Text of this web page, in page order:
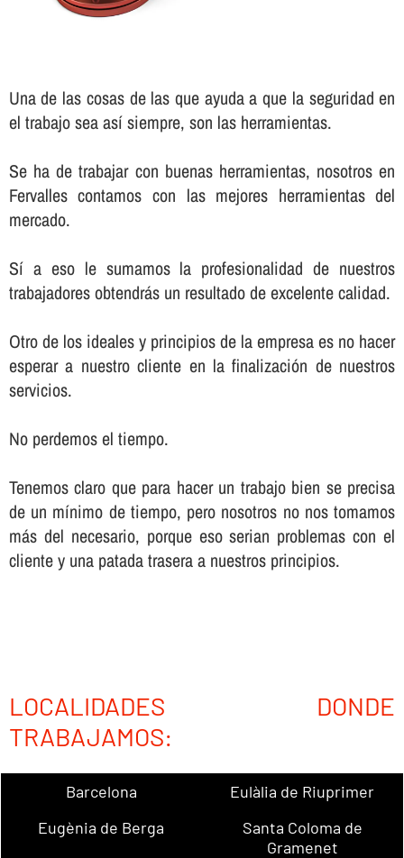
Una de las cosas de las que ayuda a que la seguridad en
el trabajo sea así­ siempre, son las herramientas.
Se ha de trabajar con buenas herramientas, nosotros en
Fervalles contamos con las mejores herramientas del
mercado.
Sí­ a eso le sumamos la profesionalidad de nuestros
trabajadores obtendrás un resultado de excelente calidad.
Otro de los ideales y principios de la empresa es no hacer
esperar a nuestro cliente en la finalización de nuestros
servicios.
No perdemos el tiempo.
Tenemos claro que para hacer un trabajo bien se precisa
de un mí­nimo de tiempo, pero nosotros no nos tomamos
más del necesario, porque eso serian problemas con el
cliente y una patada trasera a nuestros principios.
LOCALIDADES DONDE
TRABAJAMOS:
Barcelona
Eulàlia de Riuprimer
Eugènia de Berga
Santa Coloma de
Gramenet